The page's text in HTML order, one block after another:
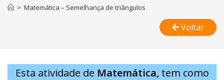
> Matemática – Semelhança de triângulos
Voltar
Esta atividade de Matemática, tem como